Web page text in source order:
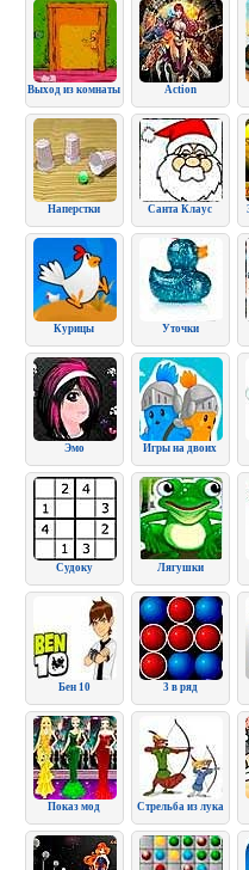
Выход из комнаты Action
Наперстки Санта Клаус
Курицы Уточки
Эмо Игры на двоих
Судоку Лягушки
Бен 10 3 в ряд
Показ мод Стрельба из лука